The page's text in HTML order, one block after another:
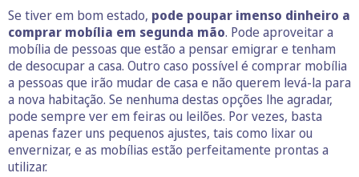
Se tiver em bom estado, pode poupar imenso dinheiro a
comprar mobília em segunda mão. Pode aproveitar a
mobília de pessoas que estão a pensar emigrar e tenham
de desocupar a casa. Outro caso possível é comprar mobília
a pessoas que irão mudar de casa e não querem levá-la para
a nova habitação. Se nenhuma destas opções lhe agradar,
pode sempre ver em feiras ou leilões. Por vezes, basta
apenas fazer uns pequenos ajustes, tais como lixar ou
envernizar, e as mobílias estão perfeitamente prontas a
utilizar.